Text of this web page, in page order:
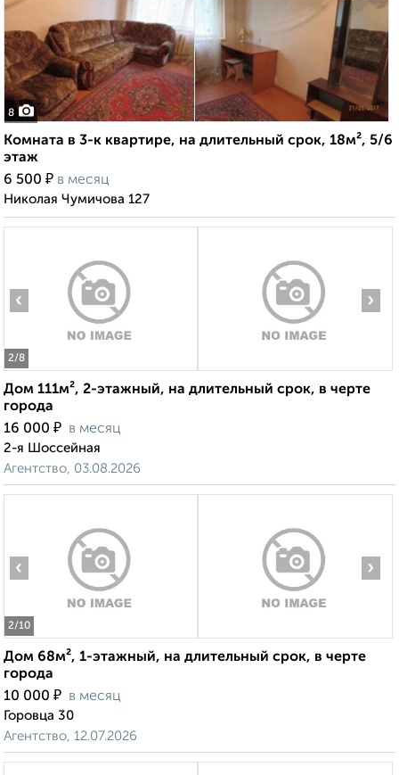
8
Комната в 3-к квартире, на длительный срок, 18м², 5/6
этаж
6 500 ₽ в месяц
Николая Чумичова 127
2/8
‹ ›
Дом 111м², 2-этажный, на длительный срок, в черте
города
16 000 ₽ в месяц
2-я Шоссейная
Агентство, 03.08.2026
2/10
‹ ›
Дом 68м², 1-этажный, на длительный срок, в черте
города
10 000 ₽ в месяц
Горовца 30
Агентство, 12.07.2026